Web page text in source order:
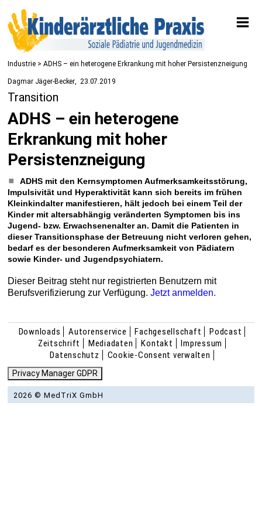
Industrie > ADHS – ein heterogene Erkrankung mit hoher Persistenzneigung
Dagmar Jäger-Becker 23.07.2019
Transition
ADHS – ein heterogene
Erkrankung mit hoher
Persistenzneigung
ADHS mit den Kernsymptomen Aufmerksamkeitsstörung,
Impulsivität und Hyperaktivität kann sich bereits im frühen
Kleinkindalter manifestieren, hält jedoch bei einem Teil der
Kinder mit altersabhängig veränderten Symptomen bis ins
Jugend- bzw. Erwachsenenalter an. Damit die Patienten in
dieser Transitionsphase der Betreuung nicht verloren gehen,
bedarf es der besonderen Aufmerksamkeit von Pädiatern
sowie Kinder- und Jugendpsychiatern.
Dieser Beitrag steht nur registrierten Benutzern mit
Berufsverifizierung zur Verfügung.Jetzt anmelden.
Downloads Autorenservice Fachgesellschaft
Podcast
Zeitschrift
Mediadaten Kontakt
Impressum
Datenschutz
Cookie-Consent verwalten
Privacy Manager GDPR
2026 © MedTriX GmbH